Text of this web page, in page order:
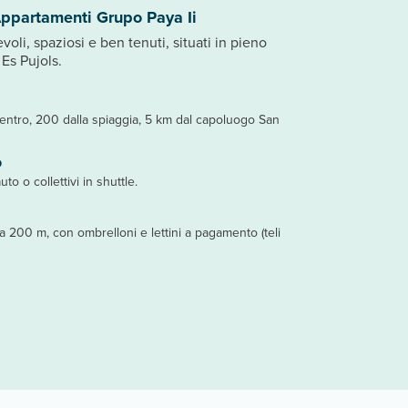
200 dalla spiaggia, 5 km dal capoluogo San
o collettivi in shuttle.
200 m, con ombrelloni e lettini a pagamento (teli
Grupo Paya Ii
spaziosi e ben tenuti, situati in pieno
Pujols.